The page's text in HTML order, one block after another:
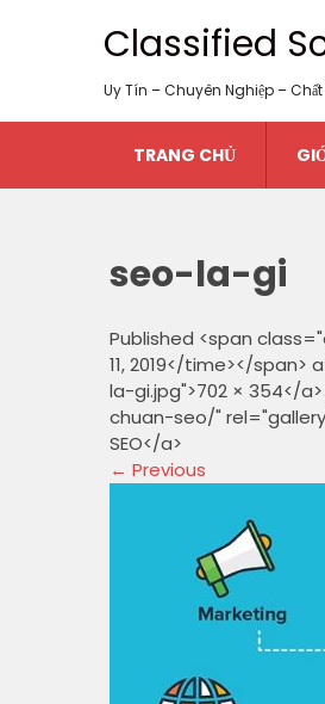
Classified
Uy Tín – Chuyên Nghiệp – Chất
TRANG CHỦ
seo-la-gi
Published <span
11, 2019</time></
la-gi.jpg">702 × 354</
chuan-seo/"
SEO</a>
← Previous